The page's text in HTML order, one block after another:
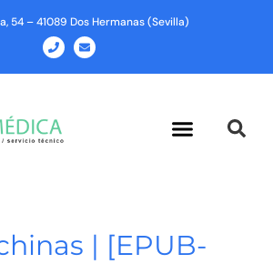
54 – 41089 Dos Hermanas (Sevilla)
P
h
o
n
E
n
v
e
Menu
| [EPUB-